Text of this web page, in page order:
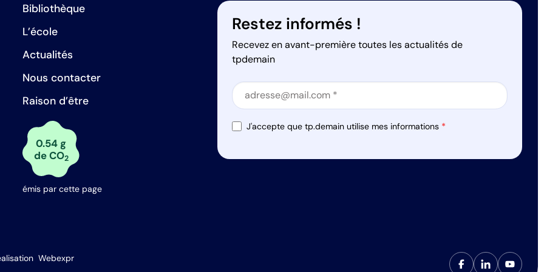
Bibliothèque
L’école
Actualités
Nous contacter
Raison d’être
0.54 g
de CO2
émis par cette page
Restez informés !
Recevez en avant-première toutes les actualités de
tpdemain
Section
Section
J'accepte que tp.demain utilise mes informations *
Webexpr